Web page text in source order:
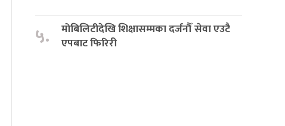
५.
मोबिलिटीदेखि शिक्षासम्मका दर्जनौँ सेवा एउटै
एपबाट फिरिरी